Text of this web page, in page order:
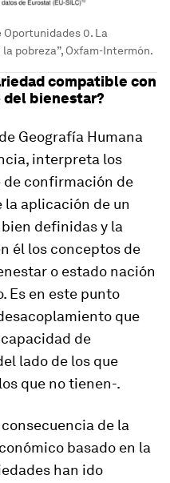
Oportunidades 0. La
pobreza”, Oxfam-Intermón.
compatible con
del bienestar?
Geografía Humana
interpreta los
de confirmación de
la aplicación de un
definidas y la
él los conceptos de
o estado nación
Es en este punto
que
de
lado de los que
que no tienen-.
de la
basado en la
han ido